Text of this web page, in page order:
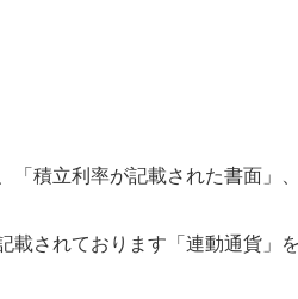
「積立利率が記載された書面」
載されております「連動通貨」